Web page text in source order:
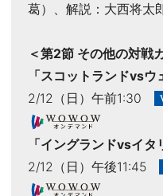
葛）、解説：大西将太
＜第2節 その他の対戦
「スコットランドvsウ
2/12（日）午前1:30
「イングランドvsイタ
2/12（日）午後11:45